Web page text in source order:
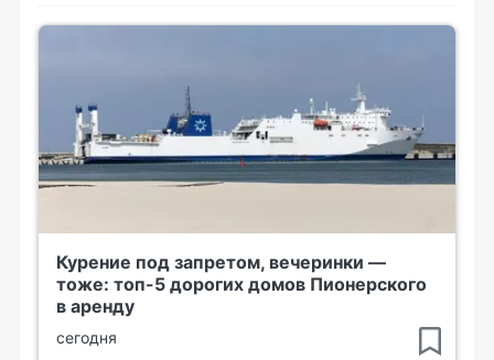
Курение под запретом, вечеринки —
тоже: топ-5 дорогих домов Пионерского
в аренду
сегодня